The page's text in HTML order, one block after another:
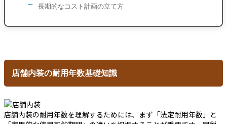
長期的なコスト計画の立て方
店舗内装の耐用年数基礎知識
店舗内装の耐用年数を理解するためには、まず「法定耐用年数」と